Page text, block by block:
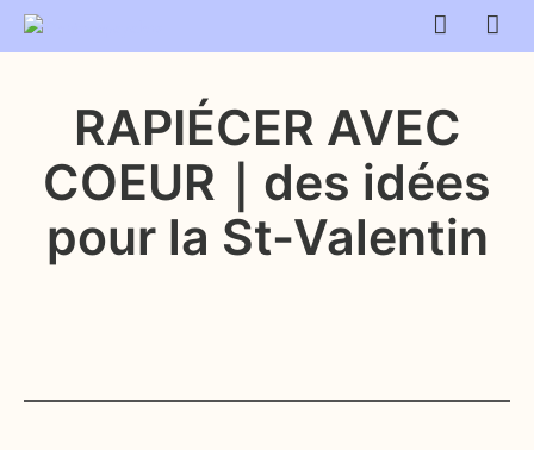
RAPIÉCER AVEC
COEUR｜des idées
pour la St-Valentin